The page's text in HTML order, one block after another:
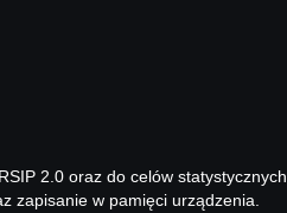
2.0 oraz do celów statystycznych.
zapisanie w pamięci urządzenia.